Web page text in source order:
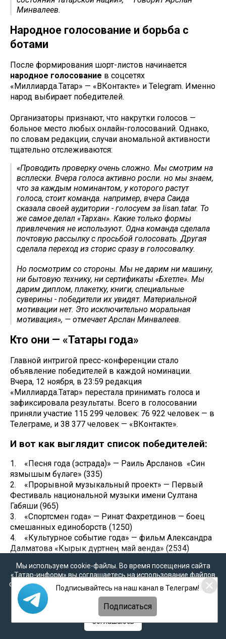
Минвалеев.
Народное голосование и борьба с
ботами
После формирования шорт-листов начинается
народное голосование в соцсетях
«Миллиарда.Татар» — «ВКонтакте» и Telegram. Именно
народ выбирает победителей.
Организаторы признают, что накрутки голосов —
больное место любых онлайн-голосований. Однако,
по словам редакции, случаи аномальной активности
тщательно отслеживаются:
«Проводить проверку очень сложно. Мы смотрим на
всплески. Вчера голоса активно росли. но мы знаем,
что за каждым номинантом, у которого растут
голоса, стоит команда. например, вчера Саида
сказала своей аудитории - голосуем за lisan.tatar. То
же самое делал «Тархан». Какие только формы
привлечения не используют. Одна команда сделала
почтовую рассылку с просьбой голосовать. Другая
сделала переход из сторис сразу в голосовалку.
Но посмотрим со стороны. Мы не дарим ни машину,
ни бытовую технику, ни сертификаты «Бәхетле». Мы
дарим диплом, плакетку, книги, специальные
суверины - победители их увидят. Материальной
мотивации нет. Это исключительно моральная
мотивация», — отмечает Арслан Минвалеев.
Кто они — «Татары года»
Главной интригой пресс-конференции стало
объявление победителей в каждой номинации.
Вчера, 12 ноября, в 23:59 редакция
«Миллиарда.Татар» перестала принимать голоса и
зафиксировала результаты. Всего в голосовании
приняли участие 115 299 человек: 76 922 человек — в
Телеграме, и 38 377 человек — «ВКонтакте».
И вот как выглядит список победителей:
1. «Песня года (эстрада)» — Раиль Арсланов «Син
язмышым бүләге» (335)
2. «Прорывной музыкальный проект» — Первый
Фестиваль национальной музыки имени Султана
Габяши (965)
3. «Спортсмен года» — Ринат Фахретдинов — боец
смешанных единоборств (1250)
4. «Культурное событие года» — фильм Александра
Далматова «Кырык дүртнең май аенда» (2534)
бренд Sultan Saliev (565)
6. «Спектакль года» — «Без – кырык беренче ел
балалары», Набережночелнинский татарский
драматический театр им. А. Гилязова (1277)
7. «Медиа-проект о татарах» — подкаст «Zatatar»
(1110)
8. «Лучший татарстанский ремесленник» — Tatar
Мы используем cookie-файлы. Во время посещения сайта
«Татар-информ» вы соглашаетесь на использование файлов
cookie в соответствии с настоящим уведомлением, согласием
наобработку персональных данных,Политикой о
персональных данных
Политикой конфиденциальности
Соглашаюсь
Подписывайтесь на наш канал в Телеграм!
Подписаться